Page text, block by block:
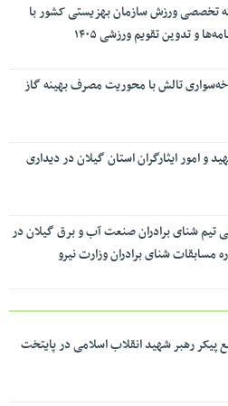
تخصصی ورزش سازمان بهزیستی کشور با
و تدوین تقویم ورزشی ۱۴۰۵
تالش با محوریت مصرف بهینه گاز
و امور ایثارگران استان گیلان در دیداری
تیم شنای برادران صنعت آب و برق گیلان در
شنای برادران وزارت نیرو
پیکر رهبر شهید انقلاب اسلامی در پایتخت